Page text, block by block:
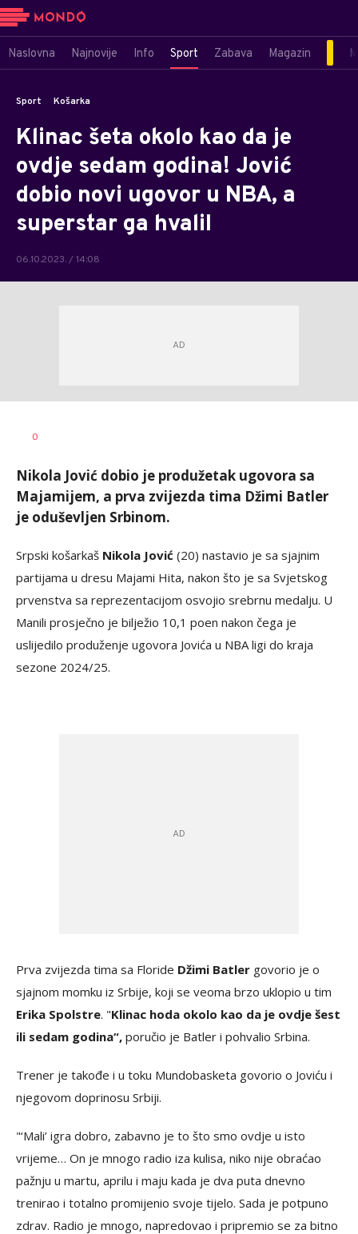
Naslovna Najnovije Info Sport Zabava Magazin
Sport Košarka
Klinac šeta okolo kao da je
ovdje sedam godina! Jović
dobio novi ugovor u NBA, a
superstar ga hvaliI
06.10.2023. / 14:08
AUTOR
0
Nikola Jović dobio je produžetak ugovora sa
Majamijem, a prva zvijezda tima Džimi Batler
je oduševljen Srbinom.
Srpski košarkaš Nikola Jović (20) nastavio je sa sjajnim
partijama u dresu Majami Hita, nakon što je sa Svjetskog
prvenstva sa reprezentacijom osvojio srebrnu medalju. U
Manili prosječno je bilježio 10,1 poen nakon čega je
uslijedilo produženje ugovora Jovića u NBA ligi do kraja
sezone 2024/25.
Prva zvijezda tima sa Floride Džimi Batler govorio je o
sjajnom momku iz Srbije, koji se veoma brzo uklopio u tim
Erika Spolstre. "Klinac hoda okolo kao da je ovdje šest
ili sedam godina“, poručio je Batler i pohvalio Srbina.
Trener je takođe i u toku Mundobasketa govorio o Joviću i
njegovom doprinosu Srbiji.
"‘Mali’ igra dobro, zabavno je to što smo ovdje u isto
vrijeme… On je mnogo radio iza kulisa, niko nije obraćao
pažnju u martu, aprilu i maju kada je dva puta dnevno
trenirao i totalno promijenio svoje tijelo. Sada je potpuno
zdrav. Radio je mnogo, napredovao i pripremio se za bitno